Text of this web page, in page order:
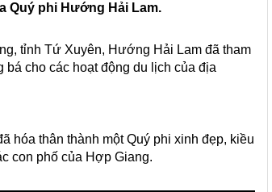
Quý phi Hướng Hải Lam.
tỉnh Tứ Xuyên, Hướng Hải Lam đã tham
cho các hoạt động du lịch của địa
hóa thân thành một Quý phi xinh đẹp, kiều
con phố của Hợp Giang.